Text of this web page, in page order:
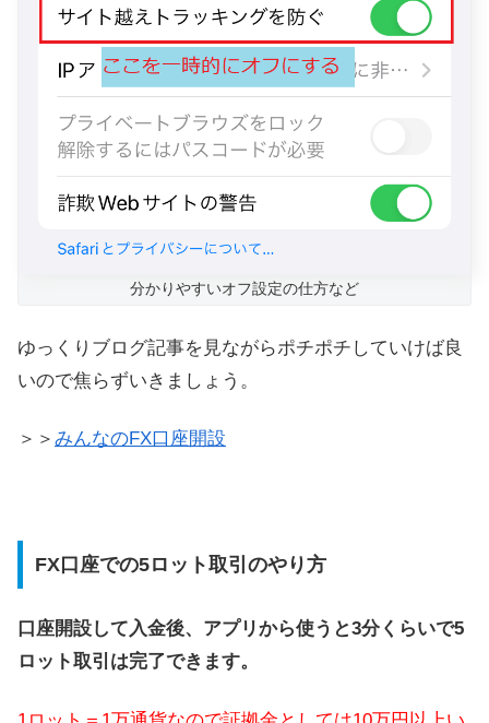
分かりやすいオフ設定の仕方など
ゆっくりブログ記事を見ながらポチポチしていけば良
いので焦らずいきましょう。
＞＞ みんなのFX口座開設
FX口座での5ロット取引のやり方
口座開設して入金後、アプリから使うと3分くらいで5
ロット取引は完了できます。